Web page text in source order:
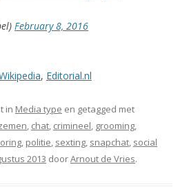
February 8, 2016
, Editorial.nl
in Media type en getagged met
, chat, crimineel, grooming,
, politie, sexting, snapchat, social
2013 doorArnout de Vries.